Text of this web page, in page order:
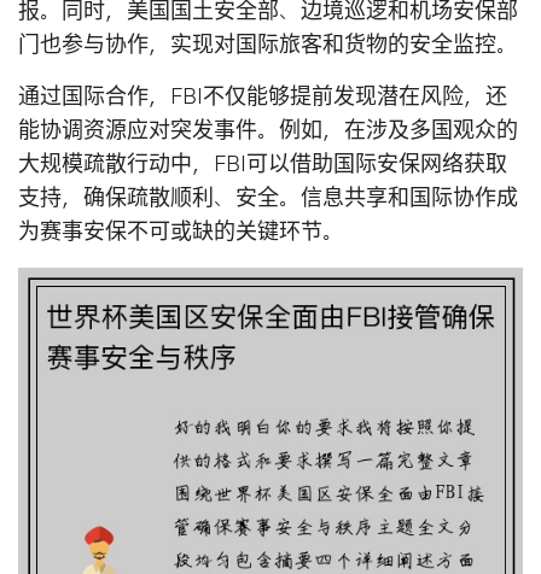
报。同时，美国国土安全部、边境巡逻和机场安保部
门也参与协作，实现对国际旅客和货物的安全监控。
通过国际合作，FBI不仅能够提前发现潜在风险，还
能协调资源应对突发事件。例如，在涉及多国观众的
大规模疏散行动中，FBI可以借助国际安保网络获取
支持，确保疏散顺利、安全。信息共享和国际协作成
为赛事安保不可或缺的关键环节。